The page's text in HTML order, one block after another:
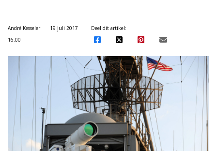
André Kesseler
19 juli 2017
16:00
Deel dit artikel: